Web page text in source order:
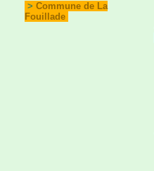
> Commune de La
Fouillade